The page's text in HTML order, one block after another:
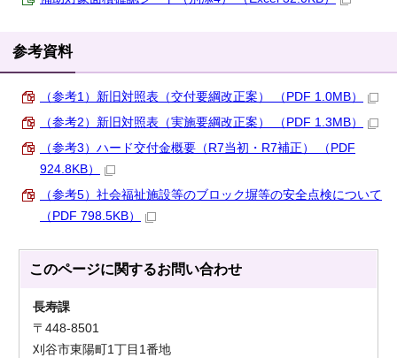
参考資料
（参考1）新旧対照表（交付要綱改正案） （PDF 1.0MB）
（参考2）新旧対照表（実施要綱改正案） （PDF 1.3MB）
（参考3）ハード交付金概要（R7当初・R7補正） （PDF
924.8KB）
（参考5）社会福祉施設等のブロック塀等の安全点検について
（PDF 798.5KB）
このページに関するお問い合わせ
長寿課
〒448-8501
刈谷市東陽町1丁目1番地